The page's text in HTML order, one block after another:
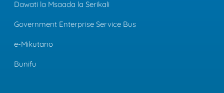
Dawati la Msaada la Serikali
Government Enterprise Service Bus
e-Mikutano
Bunifu